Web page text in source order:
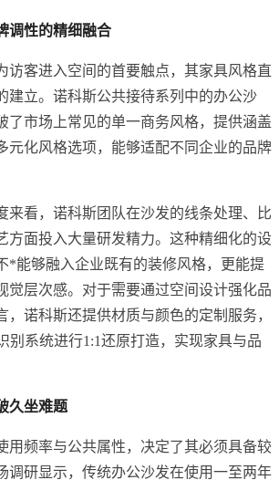
调性的精细融合
访客进入空间的首要触点，其家具风格直
建立。诺科斯公共接待系列中的办公沙
了市场上常见的单一商务风格，提供涵盖
元化风格选项，能够适配不同企业的品牌
来看，诺科斯团队在沙发的线条处理、比
方面投入大量研发精力。这种精细化的设
*能够融入企业既有的装修风格，更能提
觉层次感。对于需要通过空间设计强化品
，诺科斯还提供材质与颜色的定制服务，
别系统进行1:1还原打造，实现家具与品
久坐难题
用频率与公共属性，决定了其必须具备较
调研显示，传统办公沙发在使用一至两年